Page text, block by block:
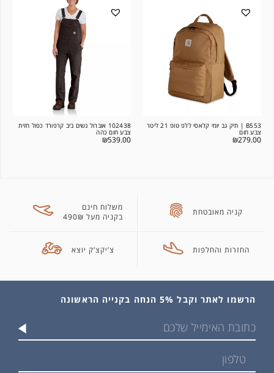
B553 | תיק גב יומי קלאסי ללפ טופ 21 ליטר
צבע חום
₪279.00
102438 אוברול נשים ביב קרפורד כפול חזית
צבע חום כהה
₪539.00
קניה מאובטחת
משלוח חינם
בקניה מעל 490₪
החזרות והחלפות צ’יקצ’ק יוצא
הרשמו לאתר וקבל 5% הנחה בקנייה הראשונה